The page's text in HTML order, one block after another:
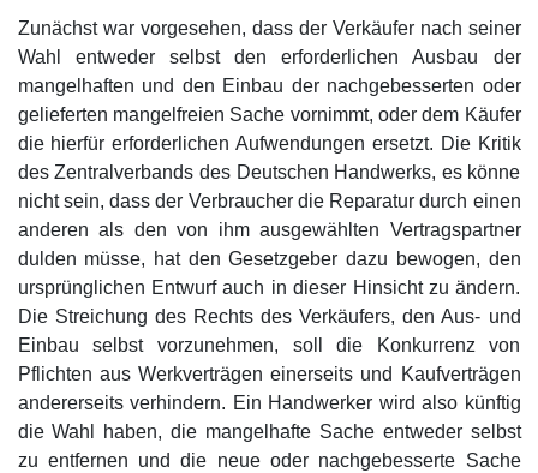
Zunächst war vorgesehen, dass der Verkäufer nach seiner
Wahl entweder selbst den erforderlichen Ausbau der
mangelhaften und den Einbau der nachgebesserten oder
gelieferten mangelfreien Sache vornimmt, oder dem Käufer
die hierfür erforderlichen Aufwendungen ersetzt. Die Kritik
des Zentralverbands des Deutschen Handwerks, es könne
nicht sein, dass der Verbraucher die Reparatur durch einen
anderen als den von ihm ausgewählten Vertragspartner
dulden müsse, hat den Gesetzgeber dazu bewogen, den
ursprünglichen Entwurf auch in dieser Hinsicht zu ändern.
Die Streichung des Rechts des Verkäufers, den Aus- und
Einbau selbst vorzunehmen, soll die Konkurrenz von
Pflichten aus Werkverträgen einerseits und Kaufverträgen
andererseits verhindern. Ein Handwerker wird also künftig
die Wahl haben, die mangelhafte Sache entweder selbst
zu entfernen und die neue oder nachgebesserte Sache